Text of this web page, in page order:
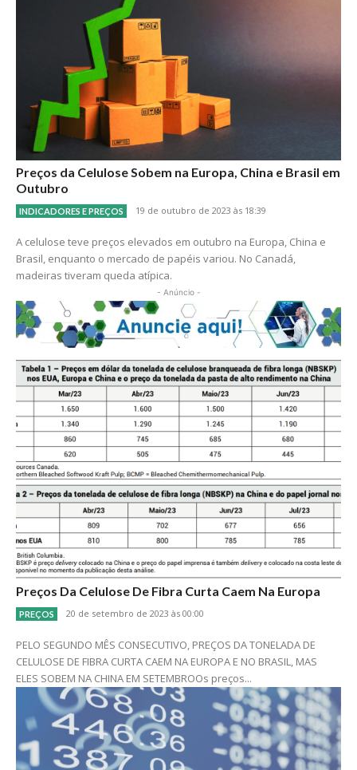
Preços da Celulose Sobem na Europa, China e Brasil em
Outubro
INDICADORES E PREÇOS 19 de outubro de 2023 às 18:39
A celulose teve preços elevados em outubro na Europa, China e
Brasil, enquanto o mercado de papéis variou. No Canadá,
madeiras tiveram queda atípica.
- Anúncio -
Preços Da Celulose De Fibra Curta Caem Na Europa
PREÇOS 20 de setembro de 2023 às 00:00
PELO SEGUNDO MÊS CONSECUTIVO, PREÇOS DA TONELADA DE
CELULOSE DE FIBRA CURTA CAEM NA EUROPA E NO BRASIL, MAS
ELES SOBEM NA CHINA EM SETEMBROOs preços...